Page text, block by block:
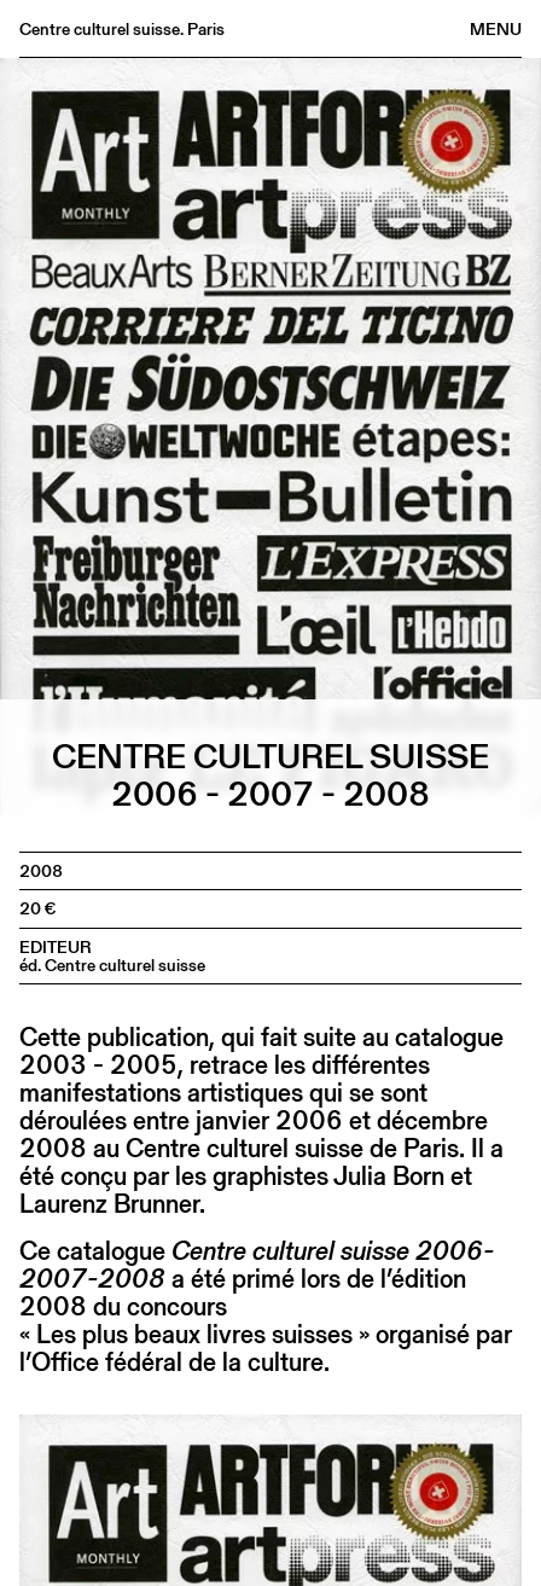
MENU
Centre culturel suisse. Paris
Librairie
Buvette
Archives
Médiathèque
Éditions
Informations
FR/EN
CENTRE CULTUREL SUISSE
2006 - 2007 - 2008
2008
20
EDITEUR
éd. Centre culturel suisse
Cette publication, qui fait suite au catalogue
2003 - 2005, retrace les différentes
manifestations artistiques qui se sont
déroulées entre janvier 2006 et décembre
2008 au Centre culturel suisse de Paris. Il a
été conçu par les graphistes Julia Born et
Laurenz Brunner.
Ce catalogue Centre culturel suisse 2006-
2007-2008 a été primé lors de l’édition
2008 du concours
« Les plus beaux livres suisses » organisé par
l’Office fédéral de la culture.